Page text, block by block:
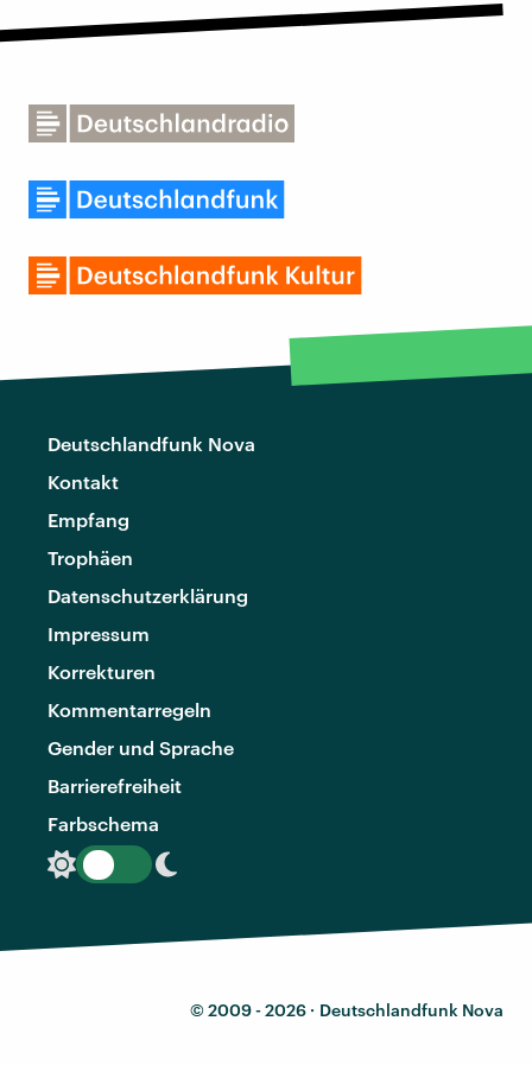
Deutschlandfunk Nova
Kontakt
Empfang
Trophäen
Datenschutzerklärung
Impressum
Korrekturen
Kommentarregeln
Gender und Sprache
Barrierefreiheit
Farbschema
© 2009 - 2026 · Deutschlandfunk Nova